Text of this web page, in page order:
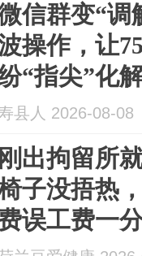
信群变“调
操作，让
“指尖”化
县人 2026-08-08
刚出拘留所
子没捂热
误工费一